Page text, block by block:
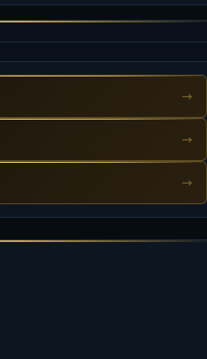
→
→
→